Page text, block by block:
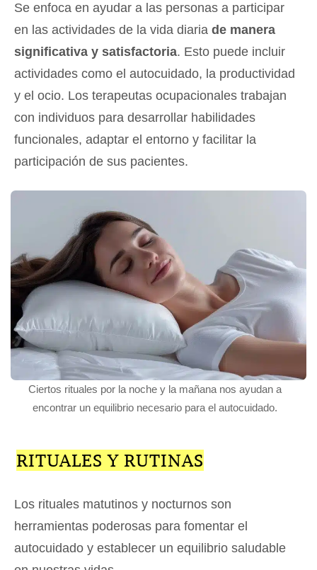
Se enfoca en ayudar a las personas a participar
en las actividades de la vida diaria de manera
significativa y satisfactoria. Esto puede incluir
actividades como el autocuidado, la productividad
y el ocio. Los terapeutas ocupacionales trabajan
con individuos para desarrollar habilidades
funcionales, adaptar el entorno y facilitar la
participación de sus pacientes.
Ciertos rituales por la noche y la mañana nos ayudan a
encontrar un equilibrio necesario para el autocuidado.
RITUALES Y RUTINAS
Los rituales matutinos y nocturnos son
herramientas poderosas para fomentar el
autocuidado y establecer un equilibrio saludable